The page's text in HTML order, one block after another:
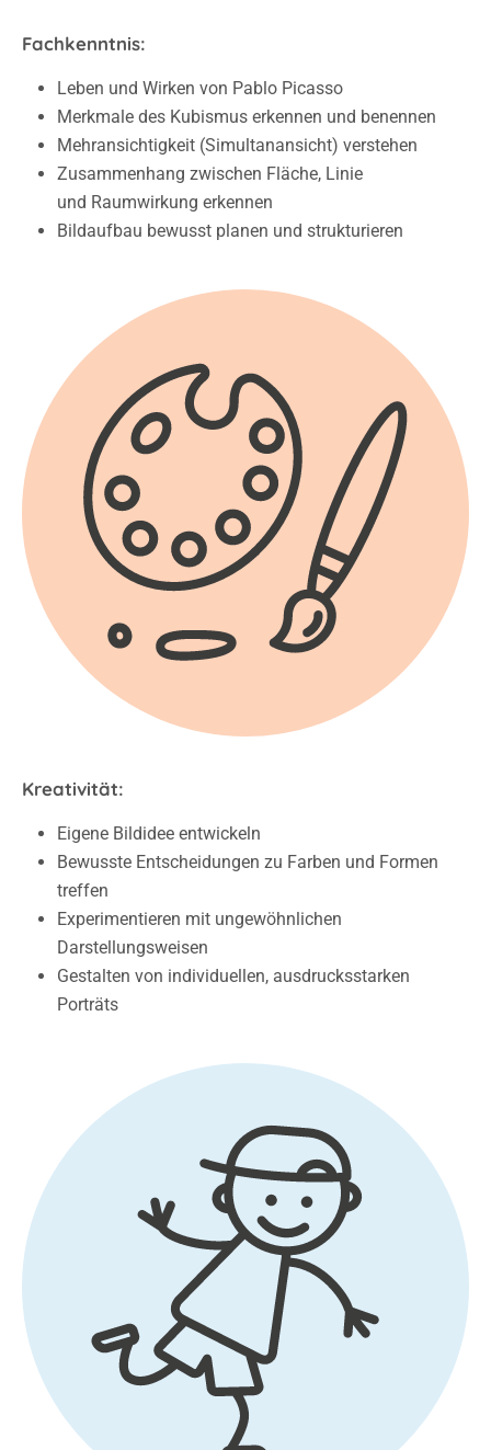
Fachkenntnis:
Leben und Wirken von Pablo Picasso
Merkmale des Kubismus erkennen und benennen
Mehransichtigkeit (Simultanansicht) verstehen
Zusammenhang zwischen Fläche, Linie
und Raumwirkung erkennen
Bildaufbau bewusst planen und strukturieren
Kreativität:
Eigene Bildidee entwickeln
Bewusste Entscheidungen zu Farben und Formen
treffen
Experimentieren mit ungewöhnlichen
Darstellungsweisen
Gestalten von individuellen, ausdrucksstarken
Porträts